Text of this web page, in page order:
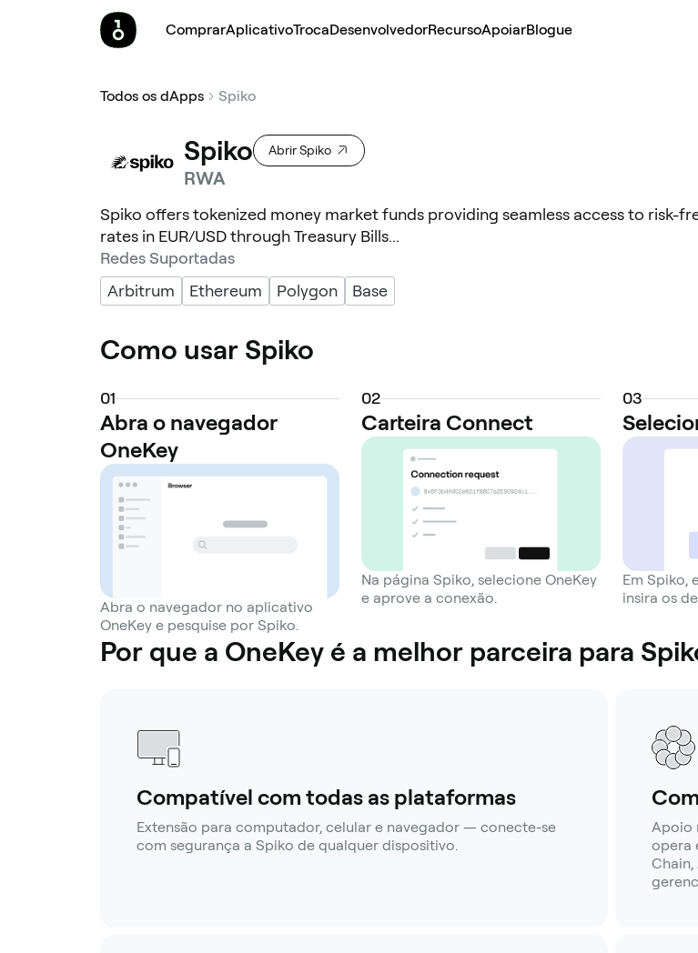
ComprarAplicativoTrocaDesenvolvedorRecursoApoiarBlogue
Todos os dApps Spiko
Spiko Abrir Spiko
RWA
Spiko offers tokenized money market funds providing seamless access to risk-
rates in EUR/USD through Treasury Bills...
Redes Suportadas
Arbitrum
Ethereum Polygon Base
Como usar Spiko
01
Abra o navegador
OneKey
Abra o navegador no aplicativo
OneKey e pesquise por Spiko.
02
Carteira Connect
Na página Spiko, selecione OneKey
e aprove a conexão.
03
Em Spiko,
insira os
Por que a OneKey é a melhor parceira para
Compatível com todas as plataformas
Extensão para computador, celular e navegador — conecte-se
com segurança a Spiko de qualquer dispositivo.
Apoio
opera